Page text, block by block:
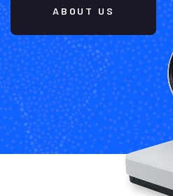
ABOUT US